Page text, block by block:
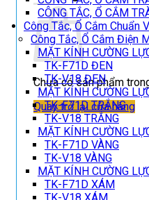
Chưa có sản phẩm
Quay trở lại cửa hàng
CÔNG TẮC, Ổ CẮM
Công Tắc, Ổ Cắm Chuẩn
Công Tắc, Ổ Cắm Điện
MẶT KÍNH CƯỜNG
TK-F71D ĐEN
TK-V18 ĐEN
MẶT KÍNH CƯỜNG
TK-F71D TRẮNG
TK-V18 TRẮNG
MẶT KÍNH CƯỜNG
TK-F71D VÀNG
TK-V18 VÀNG
MẶT KÍNH CƯỜNG
TK-F71D XÁM